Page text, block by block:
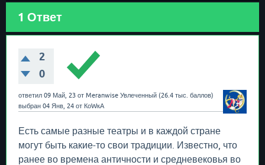
1 Ответ
2
0
ответил 09 Май, 23 от Meranwise Увлеченный (26.4 тыс. баллов)
выбран 04 Янв, 24 от КоWкА
Есть самые разные театры и в каждой стране
могут быть какие-то свои традиции. Известно, что
ранее во времена античности и средневековья во